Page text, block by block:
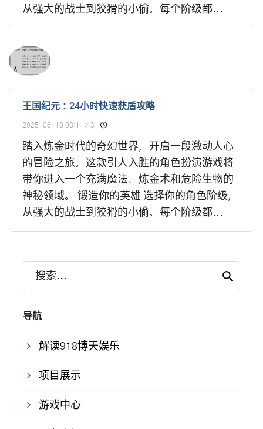
从强大的战士到狡猾的小偷。每个阶级都...
王国纪元：24小时快速获盾攻略
2025-06-18 08:11:43
踏入炼金时代的奇幻世界，开启一段激动人心
的冒险之旅。这款引人入胜的角色扮演游戏将
带你进入一个充满魔法、炼金术和危险生物的
神秘领域。 锻造你的英雄 选择你的角色阶级，
从强大的战士到狡猾的小偷。每个阶级都...
搜索...
导航
解读918博天娱乐
项目展示
游戏中心